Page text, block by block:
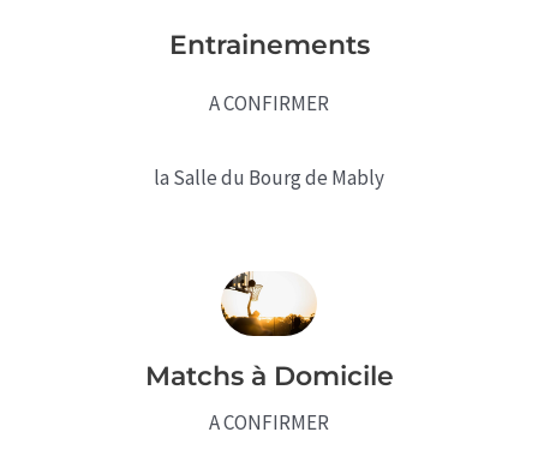
Entrainements
A CONFIRMER
la Salle du Bourg de Mably
Matchs à Domicile
A CONFIRMER